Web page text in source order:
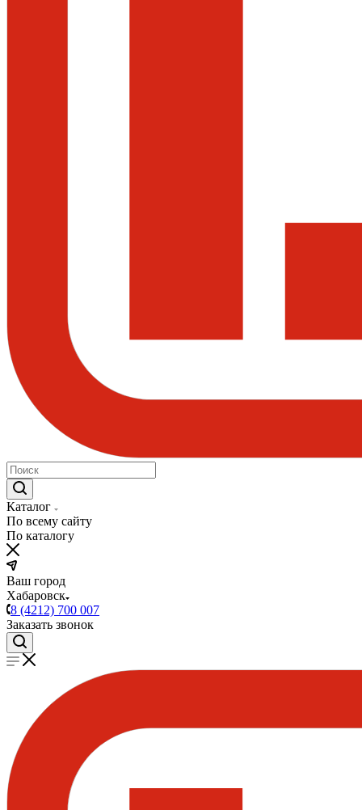
Каталог
По всему сайту
По каталогу
Ваш город
Хабаровск
8 (4212) 700 007
Заказать звонок